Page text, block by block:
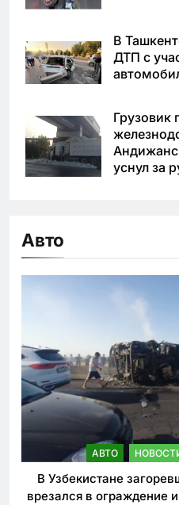
В
ДТП с
Грузовик
уснул за
Авто
АВТО
В Узбекистане
врезался в ограждение